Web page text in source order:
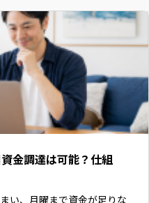
金調達は可能？仕組
い、月曜まで資金が足りな